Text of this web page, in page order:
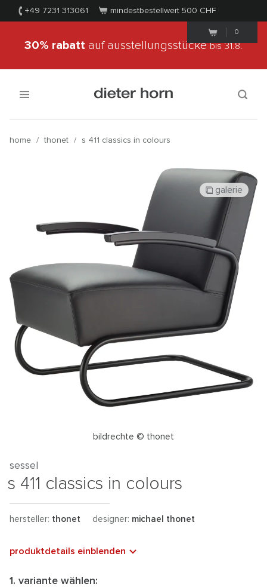
+49 7231 313061 mindestbestellwert 500 CHF
0
30% rabatt auf ausstellungsstückebis 31.8.
home / thonet / s 411 classics in colours
bildrechte © thonet
galerie
sessel
s 411 classics in colours
hersteller: thonet designer: michael thonet
produktdetails einblenden
1. variante wählen: